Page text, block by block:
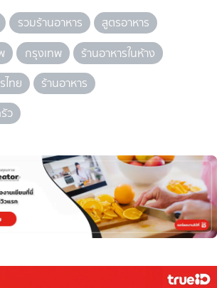
รวมร้านอาหาร
สูตรอาหาร
กรุงเทพ
ร้านอาหารในห้าง
ไทย
ร้านอาหาร
ว